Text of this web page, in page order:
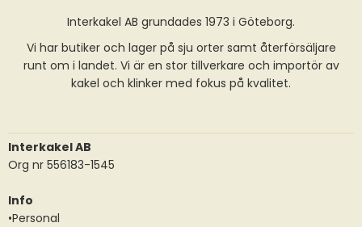
Interkakel AB grundades 1973 i Göteborg.
Vi har butiker och lager på sju orter samt återförsäljare
runt om i landet. Vi är en stor tillverkare och importör av
kakel och klinker med fokus på kvalitet.
Interkakel AB
Org nr 556183-1545
Info
•Personal